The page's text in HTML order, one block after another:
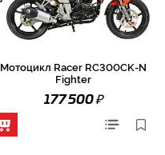
Мотоцикл Racer RC300CK-N
Fighter
177 500₽